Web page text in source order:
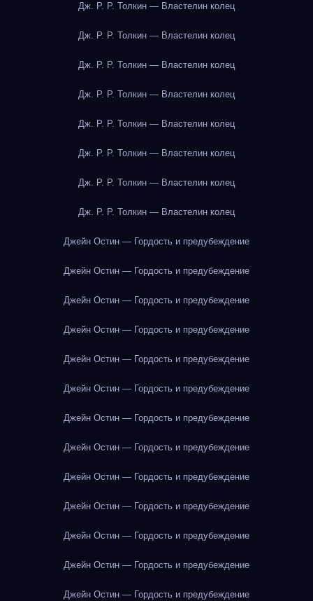
Дж. Р. Р. Толкин — Властелин колец
Дж. Р. Р. Толкин — Властелин колец
Дж. Р. Р. Толкин — Властелин колец
Дж. Р. Р. Толкин — Властелин колец
Дж. Р. Р. Толкин — Властелин колец
Дж. Р. Р. Толкин — Властелин колец
Дж. Р. Р. Толкин — Властелин колец
Дж. Р. Р. Толкин — Властелин колец
Джейн Остин — Гордость и предубеждение
Джейн Остин — Гордость и предубеждение
Джейн Остин — Гордость и предубеждение
Джейн Остин — Гордость и предубеждение
Джейн Остин — Гордость и предубеждение
Джейн Остин — Гордость и предубеждение
Джейн Остин — Гордость и предубеждение
Джейн Остин — Гордость и предубеждение
Джейн Остин — Гордость и предубеждение
Джейн Остин — Гордость и предубеждение
Джейн Остин — Гордость и предубеждение
Джейн Остин — Гордость и предубеждение
Джейн Остин — Гордость и предубеждение